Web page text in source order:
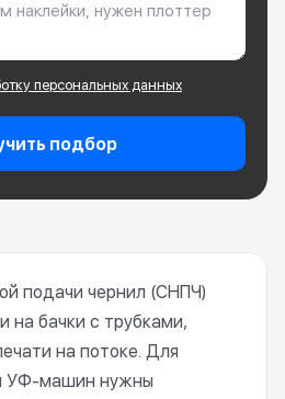
персональных данных
подбор
подачи чернил (СНПЧ)
на бачки с трубками,
на потоке. Для
УФ-машин нужны